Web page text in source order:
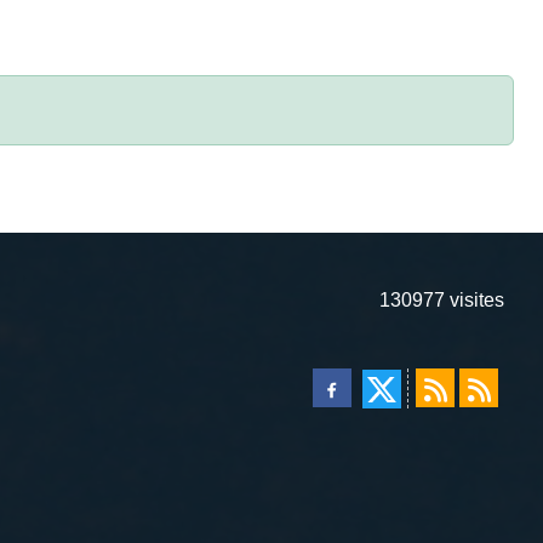
130977 visites